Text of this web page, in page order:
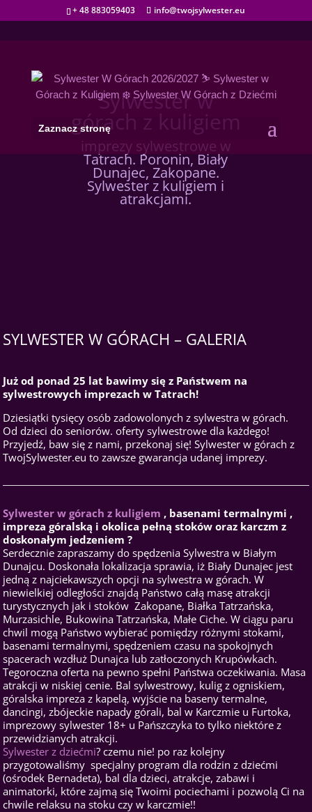
+ 48 883059403 info@twojsylwester.eu
Zaznacz stronę
Sylwester w
górach z kuligiem
imprezy sylwestrowe w
Tatrach. Poronin, Biały
Dunajec, Zakopane.
Sylwester z kuligiem i
atrakcjami.
SYLWESTER W GÓRACH – GALERIA
Już od ponad 25 lat bawimy się z Państwem na
sylwestrowych imprezach w Tatrach!
Dziesiątki tysięcy osób zadowolonych z sylwestra w górach.
Od dzieci do seniorów. oferty sylwestrowe dla każdego!
Przyjedź, baw się z nami, przekonaj się! Sylwester w górach z
TwojSylwester.eu to zawsze gwarancja udanej imprezy.
Sylwester w górach z kuligiem , basenami termalnymi ,
impreza góralską i okolica pełną stoków oraz karczm z
doskonałym jedzeniem ?
Serdecznie zapraszamy do spędzenia Sylwestra w Białym
Dunajcu. Doskonała lokalizacja sprawia, iż Biały Dunajec jest
jedną z najciekawszych opcji na sylwestra w górach. W
niewielkiej odległości znajdą Państwo całą masę atrakcji
turystycznych jak i stoków  Zakopane, Białka Tatrzańska,
Murzasichle, Bukowina Tatrzańska, Małe Ciche. W ciągu paru
chwil mogą Państwo wybierać pomiędzy różnymi stokami,
basenami termalnymi, spędzeniem czasu na spokojnych
spacerach wzdłuż Dunajca lub zatłoczonych Krupówkach.
Tegoroczna oferta na pewno spełni Państwa oczekiwania. Masa
atrakcji w niskiej cenie. Bal sylwestrowy, kulig z ogniskiem,
góralska impreza z kapelą, wyjście na baseny termalne,
dancingi, zbójeckie napady górali, bal w Karczmie u Furtoka,
imprezowy sylwester 18+ u Pańszczyka to tylko niektóre z
przewidzianych atrakcji.
Sylwester z dziećmi? czemu nie! po raz kolejny
przygotowaliśmy specjalny program dla rodzin z dziećmi
(ośrodek Bernadeta), bal dla dzieci, atrakcje, zabawi i
animatorki, które zajmą się Twoimi pociechami i pozwolą Ci na
chwile relaksu na stoku czy w karczmie!!